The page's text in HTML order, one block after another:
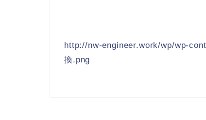
http://nw-engineer.work/wp/wp-
換.png